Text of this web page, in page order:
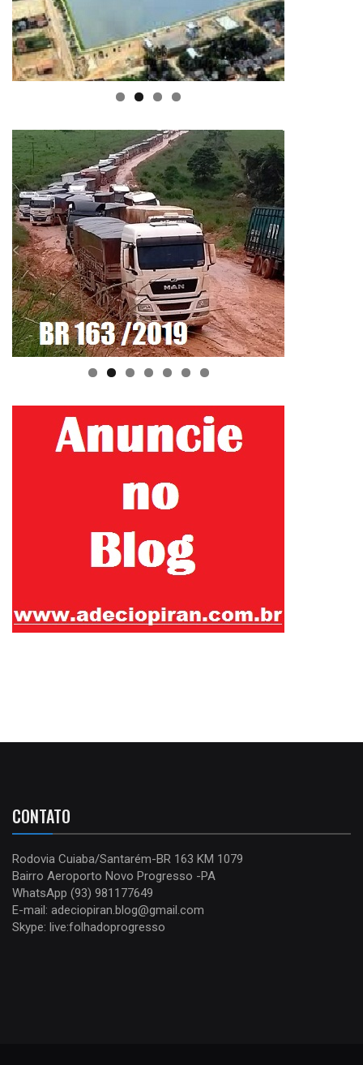
CONTATO
Rodovia Cuiaba/Santarém-BR 163 KM 1079
Bairro Aeroporto Novo Progresso -PA
WhatsApp (93) 981177649
E-mail: adeciopiran.blog@gmail.com
Skype: live:folhadoprogresso